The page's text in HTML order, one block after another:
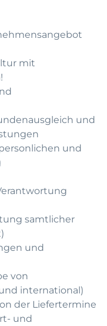
mit
und
und
samtlicher
und
von
international)
der Liefertermine
und